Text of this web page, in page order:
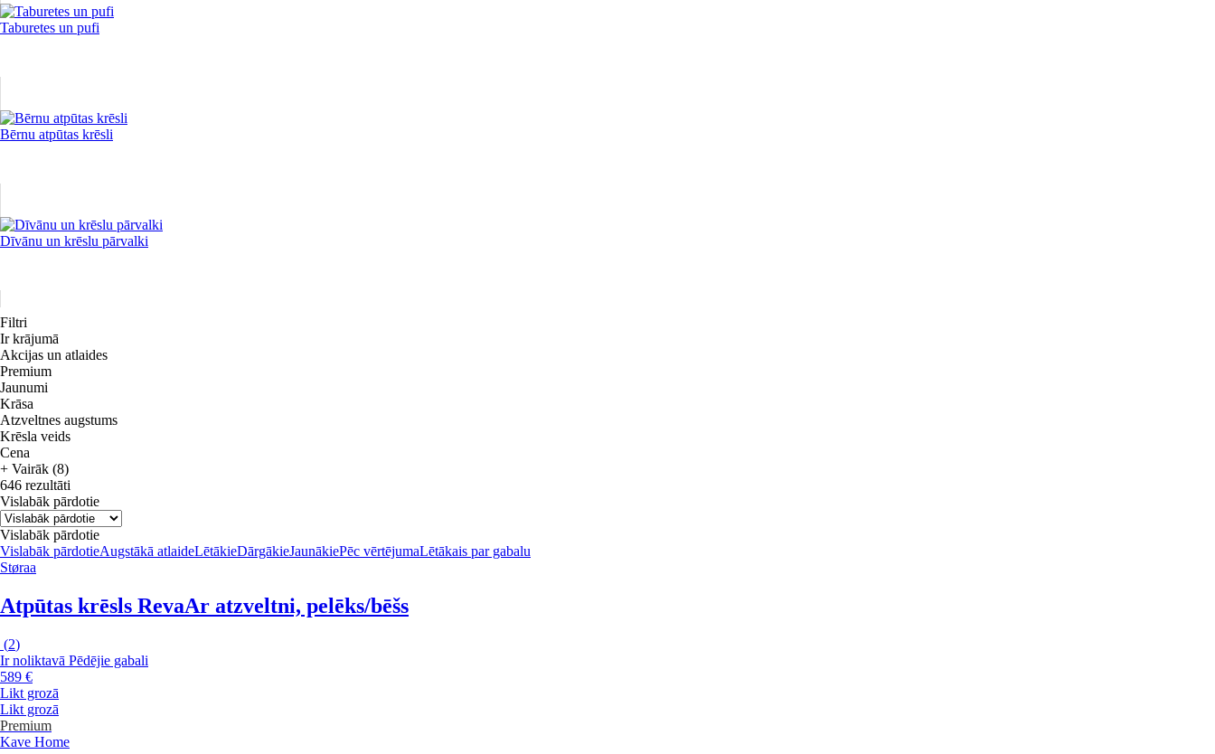
Taburetes un pufi
Bērnu atpūtas krēsli
Dīvānu un krēslu pārvalki
Filtri
Ir krājumā
Akcijas un atlaides
Premium
Jaunumi
Krāsa
Atzveltnes augstums
Krēsla veids
Cena
+ Vairāk (8)
646 rezultāti
Vislabāk pārdotie
Vislabāk pārdotie
Vislabāk pārdotieAugstākā atlaideLētākieDārgākieJaunākiePēc vērtējumaLētākais par gabalu
Støraa
Atpūtas krēsls RevaAr atzveltni, pelēks/bēšs
(2)
Ir noliktavā Pēdējie gabali
589 €
Likt grozā
Likt grozā
Premium
Kave Home